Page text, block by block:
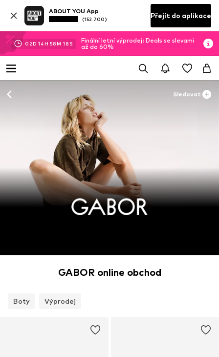
ABOUT YOU App
(152 700) Přejít do aplikace
02D 14H 58M 16 S
Finální letní výprodej: Deals se slevami
až do 60%
Sledovat
GABOR online obchod
Boty Výprodej